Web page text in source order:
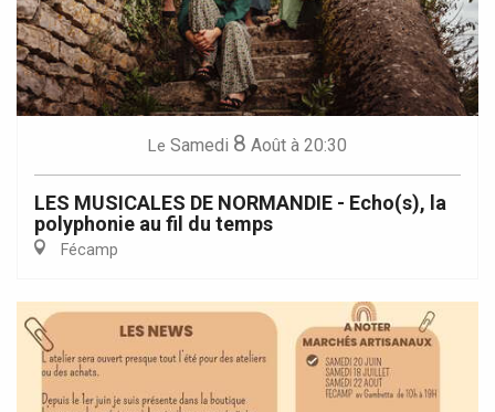
Le Samedi 8 Août à 20:30
LES MUSICALES DE NORMANDIE - Echo(s), la
polyphonie au fil du temps
Fécamp